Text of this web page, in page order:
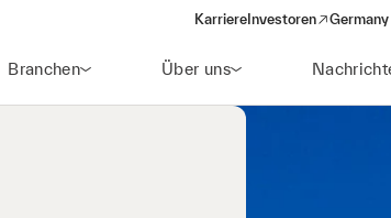
KarriereInvestoren
(opens in a new window)
Branchen Über uns